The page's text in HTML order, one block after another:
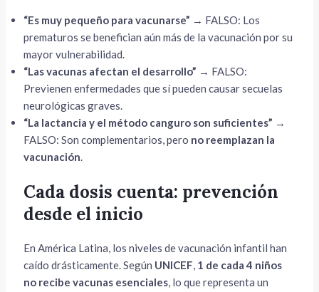
“Es muy pequeño para vacunarse” → FALSO: Los
prematuros se benefician aún más de la vacunación por su
mayor vulnerabilidad.
“Las vacunas afectan el desarrollo” → FALSO:
Previenen enfermedades que sí pueden causar secuelas
neurológicas graves.
“La lactancia y el método canguro son suficientes” →
FALSO: Son complementarios, pero no reemplazan la
vacunación.
Cada dosis cuenta: prevención
desde el inicio
En América Latina, los niveles de vacunación infantil han
caído drásticamente. Según UNICEF, 1 de cada 4 niños
no recibe vacunas esenciales, lo que representa un